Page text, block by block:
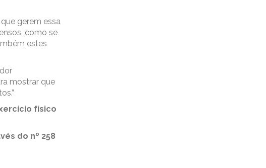
gerem essa
como se
estes
mostrar que
físico
do nº 258